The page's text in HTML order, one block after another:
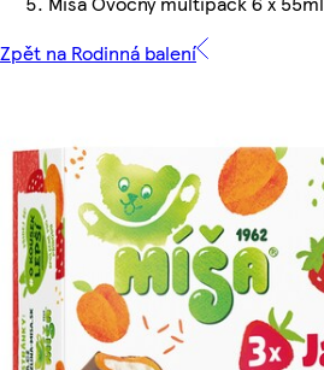
Zpět na Rodinná balení